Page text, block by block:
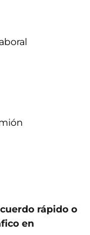
rápido o
en